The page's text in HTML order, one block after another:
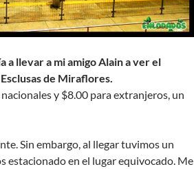
a llevar a mi amigo Alain a ver el
de Miraflores.
y $8.00 para extranjeros, un
Sin embargo, al llegar tuvimos un
estacionado en el lugar equivocado. Me